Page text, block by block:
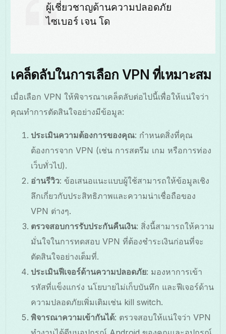
ผู้เชี่ยวชาญด้านความปลอดภัย
ไซเบอร์ เจน โด
เคล็ดลับในการเลือก VPN ที่เหมาะสม
เมื่อเลือก VPN ให้พิจารณาเคล็ดลับต่อไปนี้เพื่อให้แน่ใจว่า
คุณทำการตัดสินใจอย่างมีข้อมูล:
ประเมินความต้องการของคุณ: กำหนดสิ่งที่คุณ
ต้องการจาก VPN (เช่น การสตรีม เกม หรือการท่อง
เว็บทั่วไป).
อ่านรีวิว: ข้อเสนอแนะแบบผู้ใช้สามารถให้ข้อมูลเชิง
ลึกเกี่ยวกับประสิทธิภาพและความน่าเชื่อถือของ
VPN ต่างๆ.
ตรวจสอบการรับประกันคืนเงิน: สิ่งนี้สามารถให้ความ
มั่นใจในการทดสอบ VPN ที่ต้องชำระเงินก่อนที่จะ
ตัดสินใจอย่างเต็มที่.
ประเมินฟีเจอร์ด้านความปลอดภัย: มองหาการเข้า
รหัสที่แข็งแกร่ง นโยบายไม่เก็บบันทึก และฟีเจอร์ด้าน
ความปลอดภัยเพิ่มเติมเช่น kill switch.
พิจารณาความเข้ากันได้: ตรวจสอบให้แน่ใจว่า VPN